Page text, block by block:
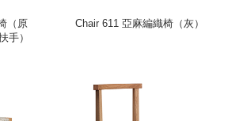
（原
手）
Chair 611 亞麻編織椅（灰）